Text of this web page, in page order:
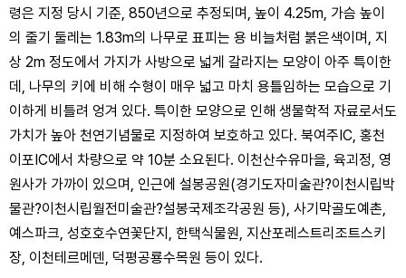
령은 지정 당시 기준, 850년으로 추정되며, 높이 4.25m, 가슴 높이
의 줄기 둘레는 1.83m의 나무로 표피는 용 비늘처럼 붉은색이며, 지
상 2m 정도에서 가지가 사방으로 넓게 갈라지는 모양이 아주 특이한
데, 나무의 키에 비해 수형이 매우 넓고 마치 용틀임하는 모습으로 기
이하게 비틀려 엉겨 있다. 특이한 모양으로 인해 생물학적 자료로서도
가치가 높아 천연기념물로 지정하여 보호하고 있다. 북여주IC, 홍천
이포IC에서 차량으로 약 10분 소요된다. 이천산수유마을, 육괴정, 영
원사가 가까이 있으며, 인근에 설봉공원(경기도자미술관?이천시립박
물관?이천시립월전미술관?설봉국제조각공원 등), 사기막골도예촌,
예스파크, 성호호수연꽃단지, 한택식물원, 지산포레스트리조트스키
장, 이천테르메덴, 덕평공룡수목원 등이 있다.